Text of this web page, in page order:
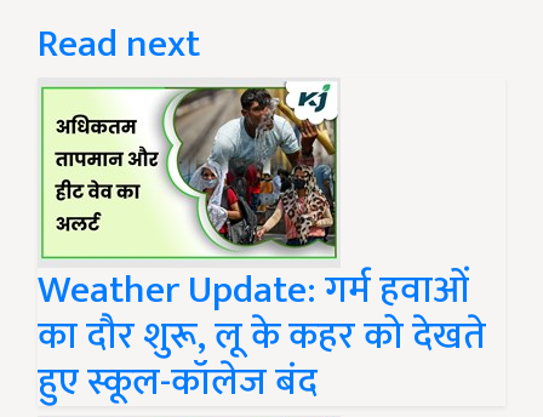
Read next
Weather Update: गर्म हवाओं
का दौर शुरू, लू के कहर को देखते
हुए स्कूल-कॉलेज बंद